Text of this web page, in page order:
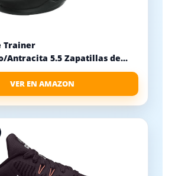
Trainer
Antracita 5.5 Zapatillas de...
VER EN AMAZON